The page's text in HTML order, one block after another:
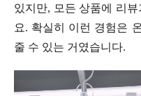
있지만, 모든 상품에 리
요. 확실히 이런 경험은
줄 수 있는 거였습니다.